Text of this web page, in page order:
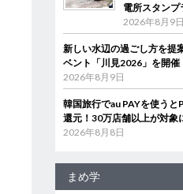
電所スタンプ
2026年8月9日
新しい水辺の過ごし方を
ベント「川見2026」を開催
2026年8月9日
韓国旅行でau PAYを使う
還元！30万店舗以上が対象
2026年8月8日
まめ学